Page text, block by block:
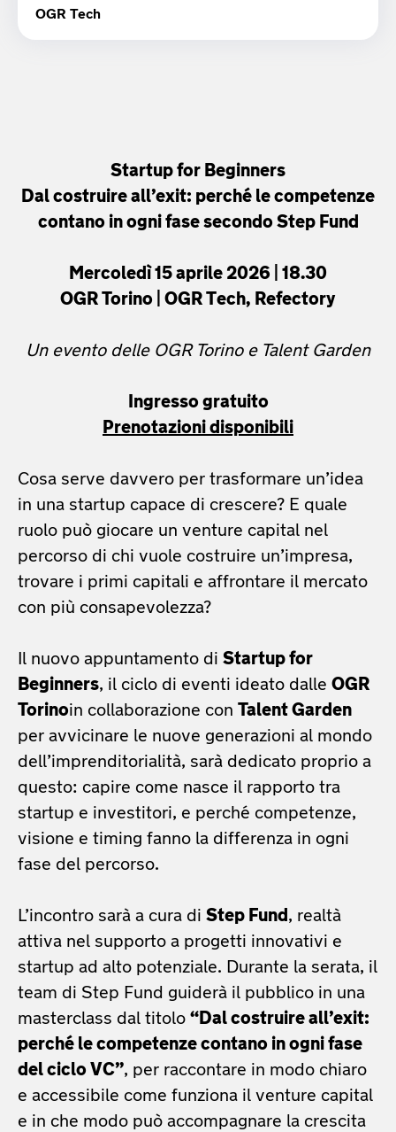
OGR Tech
Startup for Beginners
Dal costruire all’exit: perché le competenze
contano in ogni fase secondo Step Fund
Mercoledì 15 aprile 2026 | 18.30
OGR Torino | OGR Tech, Refectory
Un evento delle OGR Torino e Talent Garden
Ingresso gratuito
Prenotazioni disponibili
Cosa serve davvero per trasformare un’idea
in una startup capace di crescere? E quale
ruolo può giocare un venture capital nel
percorso di chi vuole costruire un’impresa,
trovare i primi capitali e affrontare il mercato
con più consapevolezza?
Il nuovo appuntamento di Startup for
Beginners, il ciclo di eventi ideato dalle OGR
Torinoin collaborazione con Talent Garden
per avvicinare le nuove generazioni al mondo
dell’imprenditorialità, sarà dedicato proprio a
questo: capire come nasce il rapporto tra
startup e investitori, e perché competenze,
visione e timing fanno la differenza in ogni
fase del percorso.
L’incontro sarà a cura di Step Fund , realtà
attiva nel supporto a progetti innovativi e
startup ad alto potenziale. Durante la serata, il
team di Step Fund guiderà il pubblico in una
masterclass dal titolo “Dal costruire all’exit:
perché le competenze contano in ogni fase
del ciclo VC”, per raccontare in modo chiaro
e accessibile come funziona il venture capital
e in che modo può accompagnare la crescita